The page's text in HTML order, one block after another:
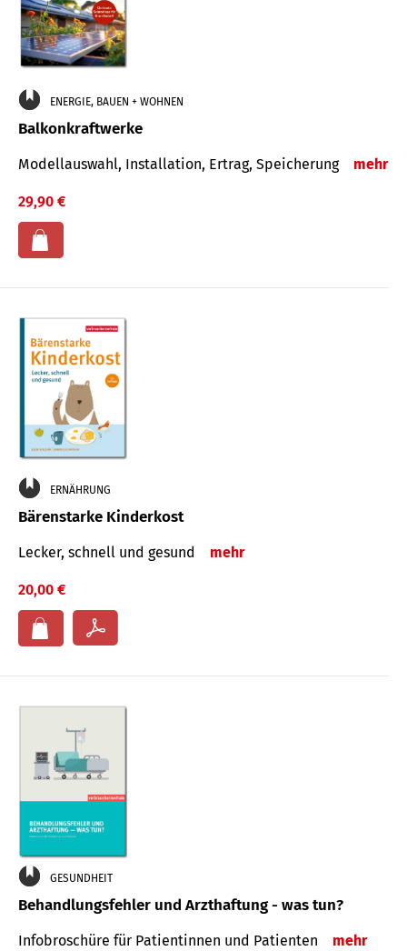
ENERGIE, BAUEN + WOHNEN
Balkonkraftwerke
Modellauswahl, Installation, Ertrag, Speicherung mehr
29,90 €
ERNÄHRUNG
Bärenstarke Kinderkost
Lecker, schnell und gesund mehr
20,00 €
GESUNDHEIT
Behandlungsfehler und Arzthaftung - was tun?
Infobroschüre für Patientinnen und Patienten mehr